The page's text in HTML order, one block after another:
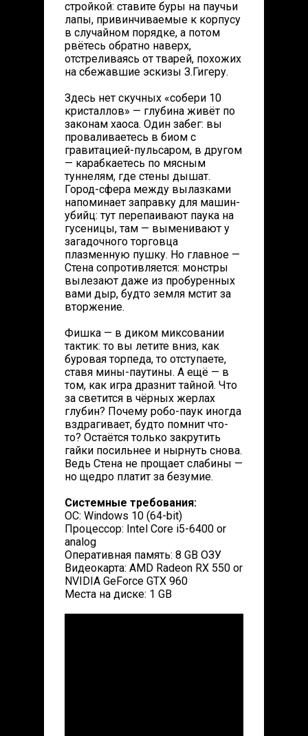
стройкой: ставите буры на паучьи
лапы, привинчиваемые к корпусу
в случайном порядке, а потом
рвётесь обратно наверх,
отстреливаясь от тварей, похожих
на сбежавшие эскизы З.Гигеру.
Здесь нет скучных «собери 10
кристаллов» — глубина живёт по
законам хаоса. Один забег: вы
проваливаетесь в биом с
гравитацией-пульсаром, в другом
— карабкаетесь по мясным
туннелям, где стены дышат.
Город-сфера между вылазками
напоминает заправку для машин-
убийц: тут перепаивают паука на
гусеницы, там — выменивают у
загадочного торговца
плазменную пушку. Но главное —
Стена сопротивляется: монстры
вылезают даже из пробуренных
вами дыр, будто земля мстит за
вторжение.
Фишка — в диком миксовании
тактик: то вы летите вниз, как
буровая торпеда, то отступаете,
ставя мины-паутины. А ещё — в
том, как игра дразнит тайной. Что
за светится в чёрных жерлах
глубин? Почему робо-паук иногда
вздрагивает, будто помнит что-
то? Остаётся только закрутить
гайки посильнее и нырнуть снова.
Ведь Стена не прощает слабины —
но щедро платит за безумие.
Системные требования:
ОС: Windows 10 (64-bit)
Процессор: Intel Core i5-6400 or
analog
Оперативная память: 8 GB ОЗУ
Видеокарта: AMD Radeon RX 550 or
NVIDIA GeForce GTX 960
Места на диске: 1 GB